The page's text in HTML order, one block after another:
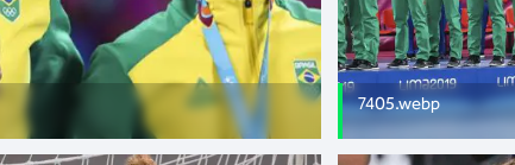
7405.webp